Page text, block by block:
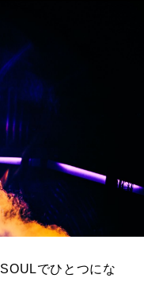
でひとつにな